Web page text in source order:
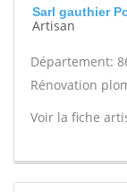
Sarl gauthier
Artisan
Département:
Rénovation
Voir la fiche